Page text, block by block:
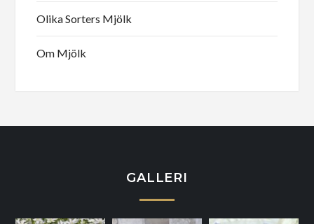
Olika Sorters Mjölk
Om Mjölk
GALLERI